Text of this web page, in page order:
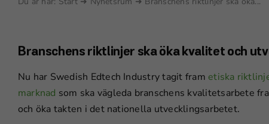
Branschens riktlinjer ska öka kvalitet och
Nu har Swedish Edtech Industry tagit fram etiska
marknad som ska vägleda branschens kvalitetsarbete
och öka takten i det nationella utvecklingsarbetet.